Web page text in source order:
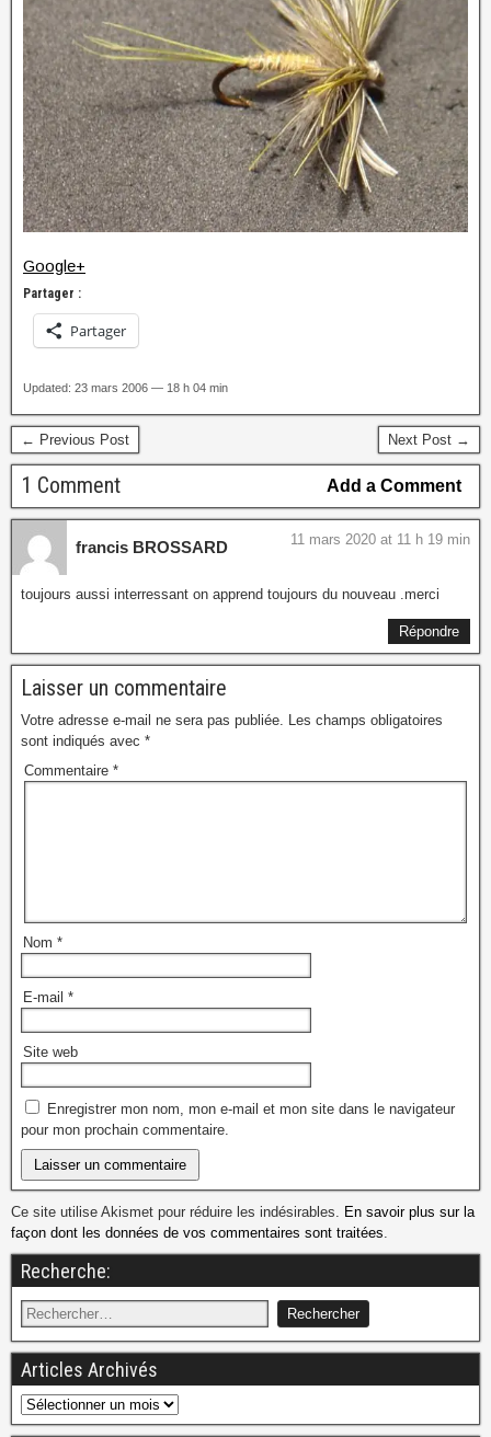
Google+
Partager :
Partager
Updated: 23 mars 2006 — 18 h 04 min
← Previous Post Next Post →
1 Comment Add a Comment
francis BROSSARD 11 mars 2020 at 11 h 19 min
toujours aussi interressant on apprend toujours du nouveau .merci
Répondre
Laisser un commentaire
Votre adresse e-mail ne sera pas publiée. Les champs obligatoires
sont indiqués avec *
Commentaire *
Nom *
E-mail *
Site web
Enregistrer mon nom, mon e-mail et mon site dans le navigateur
pour mon prochain commentaire.
Ce site utilise Akismet pour réduire les indésirables. En savoir plus sur la
façon dont les données de vos commentaires sont traitées
Recherche:
Articles Archivés